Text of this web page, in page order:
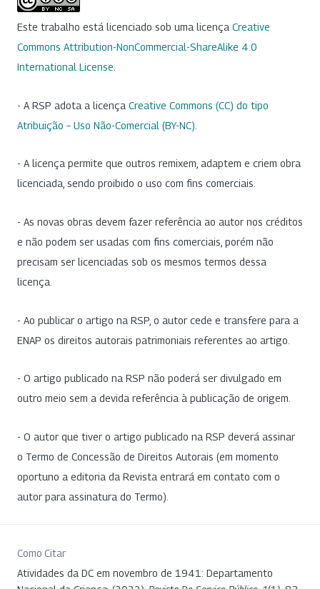
Este trabalho está licenciado sob uma licença Creative
Commons Attribution-NonCommercial-ShareAlike 4.0
International License
- A RSP adota a licença Creative Commons (CC) do tipo
Atribuição – Uso Não-Comercial (BY-NC)
- A licença permite que outros remixem, adaptem e criem obra
licenciada, sendo proibido o uso com fins comerciais.
- As novas obras devem fazer referência ao autor nos créditos
e não podem ser usadas com fins comerciais, porém não
precisam ser licenciadas sob os mesmos termos dessa
licença.
- Ao publicar o artigo na RSP, o autor cede e transfere para a
ENAP os direitos autorais patrimoniais referentes ao artigo.
- O artigo publicado na RSP não poderá ser divulgado em
outro meio sem a devida referência à publicação de origem.
- O autor que tiver o artigo publicado na RSP deverá assinar
o Termo de Concessão de Direitos Autorais (em momento
oportuno a editoria da Revista entrará em contato com o
autor para assinatura do Termo).
Como Citar
Atividades da DC em novembro de 1941: Departamento